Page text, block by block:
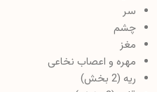
سر
چشم
مغز
مهره و اعصاب نخاعی
ریه (2 بخش)